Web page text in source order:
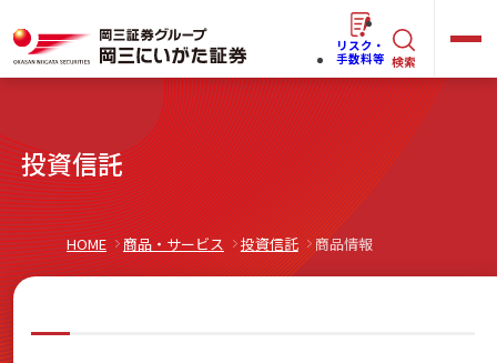
ー
ワ
ー
ド
らくらくネット情報便
リスク・
手数料等 検索
キ
ー
ド
で
探
投資信託
HOME 商品・サービス 投資信託 商品情報